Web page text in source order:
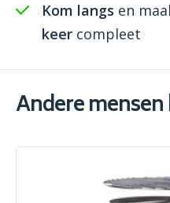
Kom langs en
keer compleet
Andere